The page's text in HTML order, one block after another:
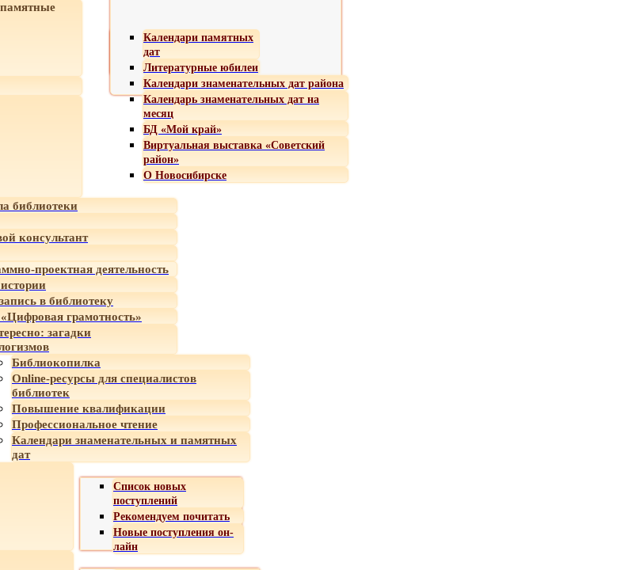
Календари памятных
дат
Литературные юбилеи
Календари знаменательных дат района
Календарь знаменательных дат на
месяц
БД «Мой край»
Виртуальная выставка «Советский
район»
О Новосибирске
библиотеки
консультант
проектная деятельность
в библиотеку
грамотность»
загадки
Библиокопилка
Online-ресурсы для специалистов
библиотек
Повышение квалификации
Профессиональное чтение
Календари знаменательных и памятных
дат
Список новых
поступлений
Рекомендуем почитать
Новые поступления он-
лайн